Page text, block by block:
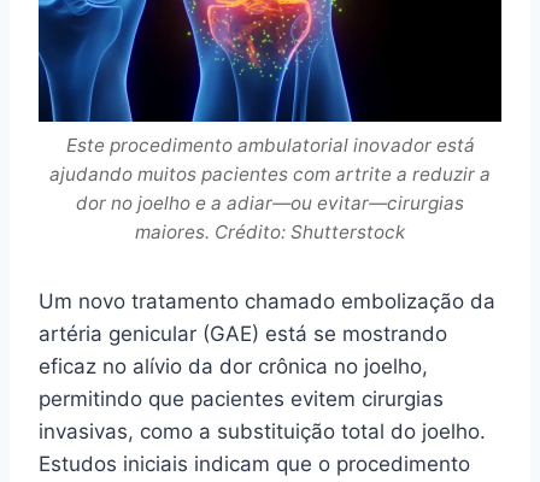
Este procedimento ambulatorial inovador está
ajudando muitos pacientes com artrite a reduzir a
dor no joelho e a adiar—ou evitar—cirurgias
maiores. Crédito: Shutterstock
Um novo tratamento chamado embolização da
artéria genicular (GAE) está se mostrando
eficaz no alívio da dor crônica no joelho,
permitindo que pacientes evitem cirurgias
invasivas, como a substituição total do joelho.
Estudos iniciais indicam que o procedimento